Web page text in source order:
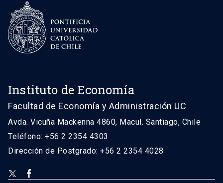
Instituto de Economía
Facultad de Economía y Administración UC
Avda. Vicuña Mackenna 4860, Macul. Santiago, Chile
Teléfono: +56 2 2354 4303
Dirección de Postgrado: +56 2 2354 4028